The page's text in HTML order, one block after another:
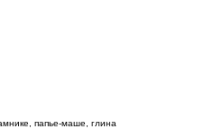
папье-маше, глина